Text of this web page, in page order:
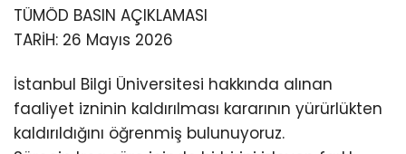
TÜMÖD BASIN AÇIKLAMASI
TARİH: 26 Mayıs 2026
İstanbul Bilgi Üniversitesi hakkında alınan
faaliyet izninin kaldırılması kararının yürürlükten
kaldırıldığını öğrenmiş bulunuyoruz.